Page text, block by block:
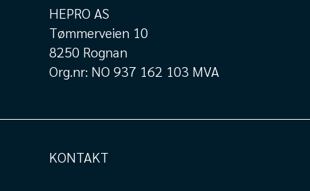
HEPRO AS
Tømmerveien 10
8250 Rognan
Org.nr: NO 937 162 103 MVA
KONTAKT